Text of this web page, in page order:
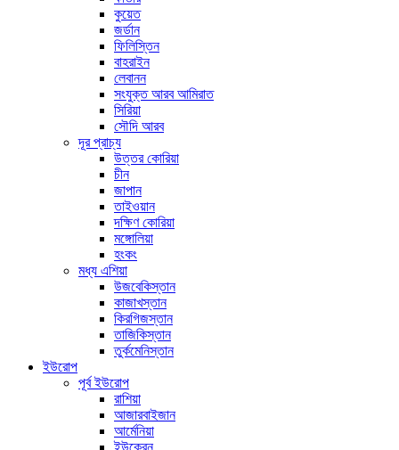
কুয়েত
জর্ডান
ফিলিস্তিন
বাহরাইন
লেবানন
সংযুক্ত আরব আমিরাত
সিরিয়া
সৌদি আরব
দূর প্রাচ্য
উত্তর কোরিয়া
চীন
জাপান
তাইওয়ান
দক্ষিণ কোরিয়া
মঙ্গোলিয়া
হংকং
মধ্য এশিয়া
উজবেকিস্তান
কাজাখস্তান
কিরগিজস্তান
তাজিকিস্তান
তুর্কমেনিস্তান
ইউরোপ
পূর্ব ইউরোপ
রাশিয়া
আজারবাইজান
আর্মেনিয়া
ইউক্রেন